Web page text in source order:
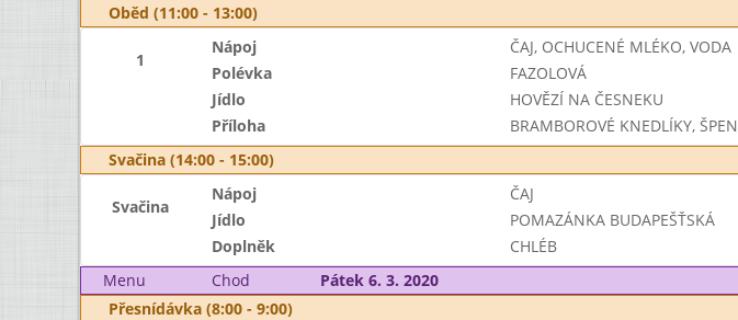
Oběd (11:00 - 13:00)
1
Nápoj
ČAJ, OCHUCENÉ MLÉKO, VODA
Polévka
FAZOLOVÁ
Jídlo
HOVĚZÍ NA ČESNEKU
Příloha
BRAMBOROVÉ KNEDLÍKY,
Svačina (14:00 - 15:00)
Svačina
Nápoj
ČAJ
Jídlo
POMAZÁNKA BUDAPEŠŤSKÁ
Doplněk
CHLÉB
Menu
Chod Pátek 6. 3. 2020
Přesnídávka (8:00 - 9:00)